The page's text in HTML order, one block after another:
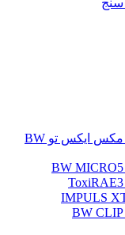
تعمیر و کالیبره دستگاه گازسنج مکس ایکس تو BW